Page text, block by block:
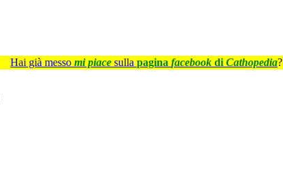
Hai già messo mi piace sulla pagina facebook di Cathopedia?